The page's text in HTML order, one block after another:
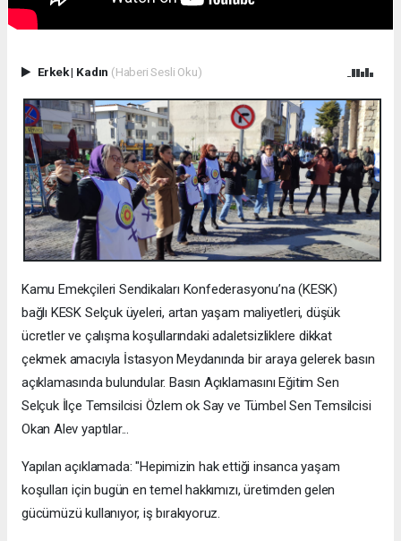
Erkek| Kadın (Haberi Sesli Oku)
Kamu Emekçileri Sendikaları Konfederasyonu’na (KESK)
bağlı KESK Selçuk üyeleri, artan yaşam maliyetleri, düşük
ücretler ve çalışma koşullarındaki adaletsizliklere dikkat
çekmek amacıyla İstasyon Meydanında bir araya gelerek basın
açıklamasında bulundular. Basın Açıklamasını Eğitim Sen
Selçuk İlçe Temsilcisi Özlem ok Say ve Tümbel Sen Temsilcisi
Okan Alev yaptılar...
Yapılan açıklamada: "Hepimizin hak ettiği insanca yaşam
koşulları için bugün en temel hakkımızı, üretimden gelen
gücümüzü kullanıyor, iş bırakıyoruz.